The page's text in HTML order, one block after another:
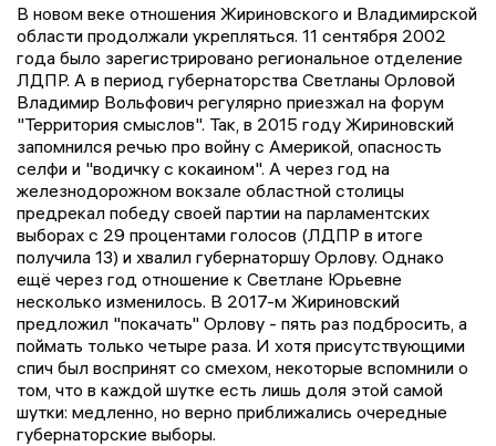
В новом веке отношения Жириновского и Владимирской
области продолжали укрепляться. 11 сентября 2002
года было зарегистрировано региональное отделение
ЛДПР. А в период губернаторства Светланы Орловой
Владимир Вольфович регулярно приезжал на форум
"Территория смыслов". Так, в 2015 году Жириновский
запомнился речью про войну с Америкой, опасность
селфи и "водичку с кокаином". А через год на
железнодорожном вокзале областной столицы
предрекал победу своей партии на парламентских
выборах с 29 процентами голосов (ЛДПР в итоге
получила 13) и хвалил губернаторшу Орлову. Однако
ещё через год отношение к Светлане Юрьевне
несколько изменилось. В 2017-м Жириновский
предложил "покачать" Орлову - пять раз подбросить, а
поймать только четыре раза. И хотя присутствующими
спич был воспринят со смехом, некоторые вспомнили о
том, что в каждой шутке есть лишь доля этой самой
шутки: медленно, но верно приближались очередные
губернаторские выборы.